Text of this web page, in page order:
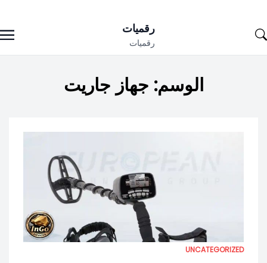
to
رقميات
رقميات
الوسم: جهاز جاريت
UNCATEGORIZED